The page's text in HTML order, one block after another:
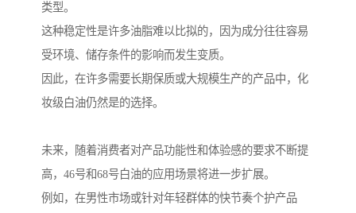
类型。
这种稳定性是许多油脂难以比拟的，因为成分往往容易
受环境、储存条件的影响而发生变质。
因此，在许多需要长期保质或大规模生产的产品中，化
妆级白油仍然是的选择。
未来，随着消费者对产品功能性和体验感的要求不断提
高，46号和68号白油的应用场景将进一步扩展。
例如，在男性市场或针对年轻群体的快节奏个护产品